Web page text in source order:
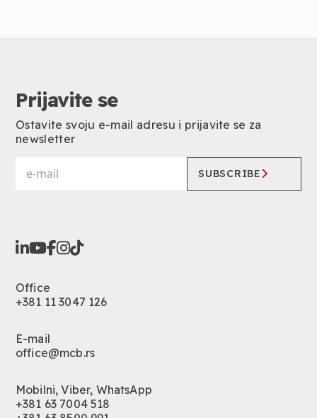
Prijavite se
Ostavite svoju e-mail adresu i prijavite se za
newsletter
SUBSCRIBE
Office
+381 11 3047 126
E-mail
office@mcb.rs
Mobilni, Viber, WhatsApp
+381 63 7004 518